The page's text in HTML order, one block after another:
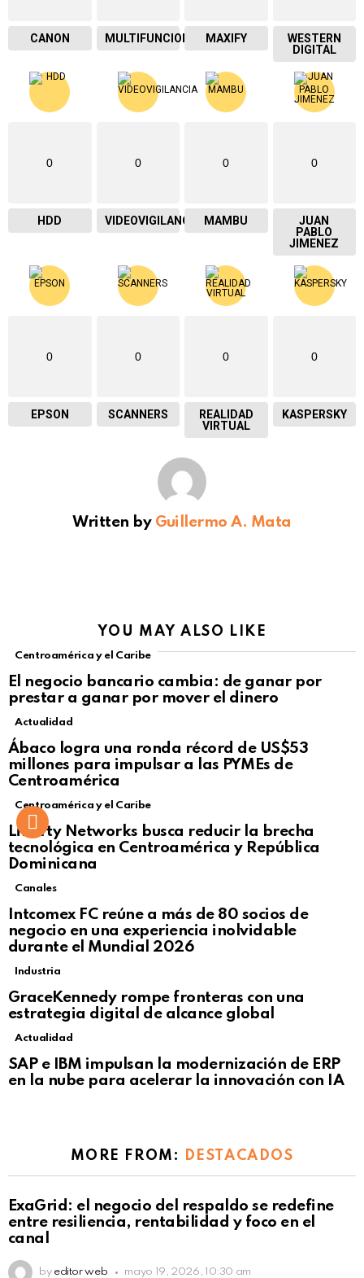
CANON MULTIFUNCIONAL MAXIFY
WESTERN
DIGITAL
0
HDD
0
VIDEOVIGILANCIA
0
MAMBU
0
JUAN
PABLO
JIMENEZ
0
EPSON
0
SCANNERS
0
REALIDAD
VIRTUAL
0
KASPERSKY
Written by Guillermo A. Mata
YOU MAY ALSO LIKE
Centroamérica y el Caribe
El negocio bancario cambia: de ganar por
prestar a ganar por mover el dinero
Not Safe For Work
Click to view this post
Actualidad
Ábaco logra una ronda récord de US$53
millones para impulsar a las PYMEs de
Centroamérica
Centroamérica y el Caribe
Liberty Networks busca reducir la brecha
tecnológica en Centroamérica y República
Dominicana
Canales
Intcomex FC reúne a más de 80 socios de
negocio en una experiencia inolvidable
durante el Mundial 2026
Industria
GraceKennedy rompe fronteras con una
estrategia digital de alcance global
Not Safe For Work
Click to view this post
Actualidad
SAP e IBM impulsan la modernización de ERP
en la nube para acelerar la innovación con IA
MORE FROM: DESTACADOS
ExaGrid: el negocio del respaldo se redefine
entre resiliencia, rentabilidad y foco en el
canal
by editor web mayo 19, 2026, 10:30 am